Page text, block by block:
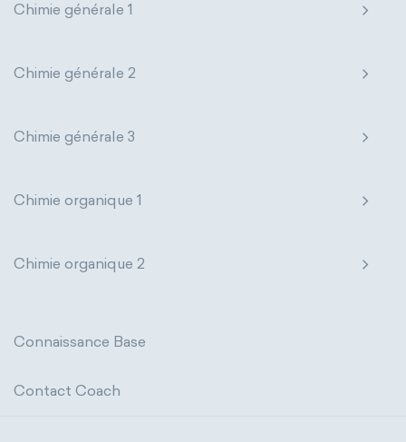
Chimie générale 1
Chimie générale 2
Chimie générale 3
Chimie organique 1
Chimie organique 2
Connaissance Base
Contact Coach